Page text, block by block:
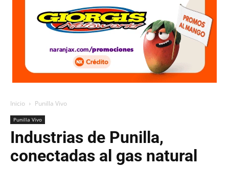
Inicio Punilla Vivo
Punilla Vivo
Industrias de Punilla,
conectadas al gas natural